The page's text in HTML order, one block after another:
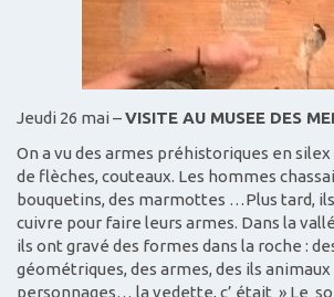
Jeudi 26 mai –VISITE AU MUSEE DES
On a vu des armes préhistoriques en
de flèches, couteaux. Les hommes
bouquetins, des marmottes …Plus tard,
cuivre pour faire leurs armes. Dans la
ils ont gravé des formes dans la roche :
géométriques, des armes, des ils animaux
personnages… la vedette, c’ était » Le